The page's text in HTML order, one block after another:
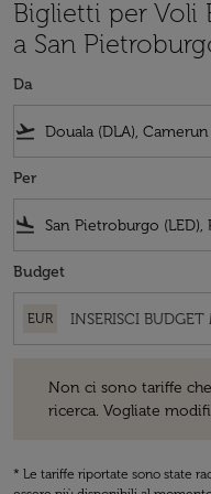
Biglietti per Voli
a San
Da
flight_takeoff
Per
flight_land
Budget
EUR
Non ci sono tariffe
ricerca. Vogliate
* Le tariffe riportate sono state